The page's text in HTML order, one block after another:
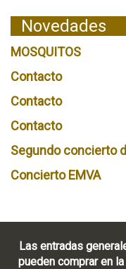
Novedades
MOSQUITOS
Contacto
Contacto
Contacto
Segundo concierto
Concierto EMVA
Las entradas
pueden comprar en